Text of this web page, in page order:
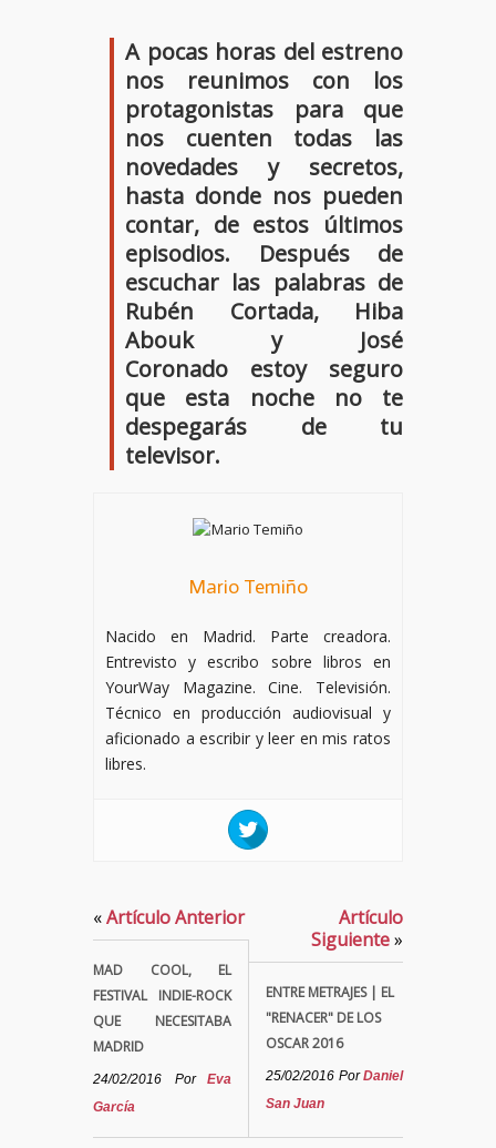
A pocas horas del estreno
nos reunimos con los
protagonistas para que
nos cuenten todas las
novedades y secretos,
hasta donde nos pueden
contar, de estos últimos
episodios. Después de
escuchar las palabras de
Rubén Cortada, Hiba
Abouk y José
Coronado estoy seguro
que esta noche no te
despegarás de tu
televisor.
Mario Temiño
Nacido en Madrid. Parte creadora.
Entrevisto y escribo sobre libros en
YourWay Magazine. Cine. Televisión.
Técnico en producción audiovisual y
aficionado a escribir y leer en mis ratos
libres.
«Artículo Anterior
MAD COOL, EL
FESTIVAL INDIE-ROCK
QUE NECESITABA
MADRID
24/02/2016 Por Eva
García
Artículo
Siguiente»
ENTRE METRAJES | EL
"RENACER" DE LOS
OSCAR 2016
25/02/2016 PorDaniel
San Juan